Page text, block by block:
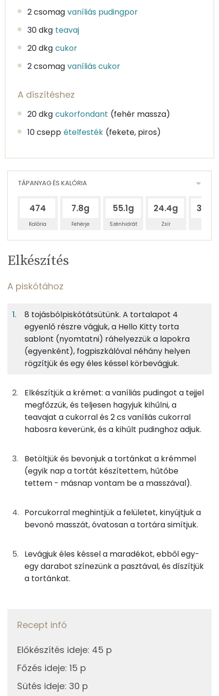
2 csomag vaníliás pudingpor
30 dkg teavaj
20 dkg cukor
2 csomag vaníliás cukor
A díszítéshez
20 dkg cukorfondant (fehér massza)
10 csepp ételfesték (fekete, piros)
TÁPANYAG ÉS KALÓRIA
474
Kalória
7.8g
Fehérje
55.1g
Szénhidrát
24.4g
Zsír
Egy
adagban
7%
A piskótához
37gtojás
46 kcal
10gfinomliszt
36 kcal
1gsütőpor 1 kcal
50g tej
28 kcal
25gteavaj
179 kcal
2gvaníliás cukor 6 kcal
Összesen
TÁPANYAGTARTALOM
7%
Fehérje
47%
Szénhidrát
21%
Zsír
26%
Víz
TOP ásványi anyagok
Nátrium
Kálcium
Magnézium
TOP vitaminok
E vitamin:
A vitamin (RAE):
Retinol - A vitamin:
Fehérje
Összesen
Elkészítés
A piskótához
8 tojásbólpiskótátsütünk. A tortalapot 4
egyenlő részre vágjuk, a Hello Kitty torta
sablont (nyomtatni) ráhelyezzük a lapokra
(egyenként), fogpiszkálóval néhány helyen
rögzítjük és egy éles késsel körbevágjuk.
Elkészítjük a krémet: a vaníliás pudingot a tejjel
megfőzzük, és teljesen hagyjuk kihűlni, a
teavajat a cukorral és 2 cs vaníliás cukorral
habosra keverünk, és a kihűlt pudinghoz adjuk.
Betöltjük és bevonjuk a tortánkat a krémmel
(egyik nap a tortát készítettem, hűtőbe
tettem - másnap vontam be a masszával).
Porcukorral meghintjük a felületet, kinyújtjuk a
bevonó masszát, óvatosan a tortára simítjuk.
Levágjuk éles késsel a maradékot, ebből egy-
egy darabot színezünk a pasztával, és díszítjük
a tortánkat.
Recept infó
Előkészítés ideje: 45 p
Főzés ideje: 15 p
Sütés ideje: 30 p